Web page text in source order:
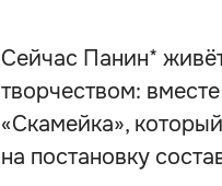
Сейчас Панин*
творчеством:
«Скамейка»,
на постановку